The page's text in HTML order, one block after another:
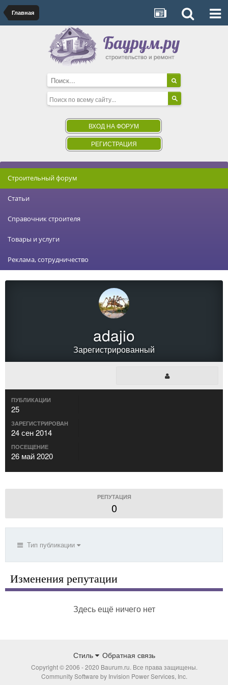
Главная
ВХОД НА ФОРУМ
РЕГИСТРАЦИЯ
Строительный форум
Статьи
Справочник строителя
Товары и услуги
Реклама, сотрудничество
adajio
Зарегистрированный
ПУБЛИКАЦИИ
25
ЗАРЕГИСТРИРОВАН
24 сен 2014
ПОСЕЩЕНИЕ
26 май 2020
РЕПУТАЦИЯ
0
Тип публикации
Изменения репутации
Здесь ещё ничего нет
Стиль Обратная связь
Copyright © 2006 - 2020 Baurum.ru. Все права защищены.
Community Software by Invision Power Services, Inc.